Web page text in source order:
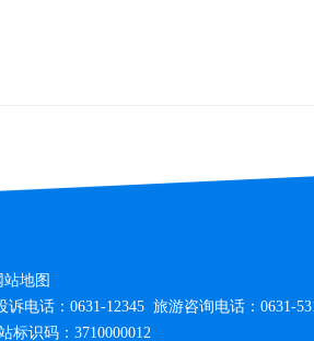
站地图
电话：0631-12345 旅游咨询电话：0631-
标识码：3710000012